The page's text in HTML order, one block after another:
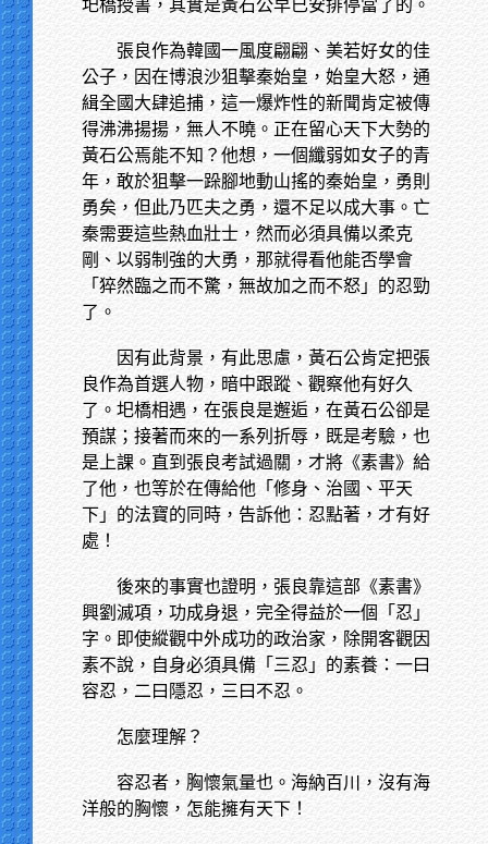
圯橋授書，其實是黃石公早已安排停當了的。
張良作為韓國一風度翩翩、美若好女的佳
公子，因在博浪沙狙擊秦始皇，始皇大怒，通
緝全國大肆追捕，這一爆炸性的新聞肯定被傳
得沸沸揚揚，無人不曉。正在留心天下大勢的
黃石公焉能不知？他想，一個纖弱如女子的青
年，敢於狙擊一跺腳地動山搖的秦始皇，勇則
勇矣，但此乃匹夫之勇，還不足以成大事。亡
秦需要這些熱血壯士，然而必須具備以柔克
剛、以弱制強的大勇，那就得看他能否學會
「猝然臨之而不驚，無故加之而不怒」的忍勁
了。
因有此背景，有此思慮，黃石公肯定把張
良作為首選人物，暗中跟蹤、觀察他有好久
了。圯橋相遇，在張良是邂逅，在黃石公卻是
預謀；接著而來的一系列折辱，既是考驗，也
是上課。直到張良考試過關，才將《素書》給
了他，也等於在傳給他「修身、治國、平天
下」的法寶的同時，告訴他：忍點著，才有好
處！
後來的事實也證明，張良靠這部《素書》
興劉滅項，功成身退，完全得益於一個「忍」
字。即使縱觀中外成功的政治家，除開客觀因
素不說，自身必須具備「三忍」的素養：一曰
容忍，二曰隱忍，三曰不忍。
怎麼理解？
容忍者，胸懷氣量也。海納百川，沒有海
洋般的胸懷，怎能擁有天下！